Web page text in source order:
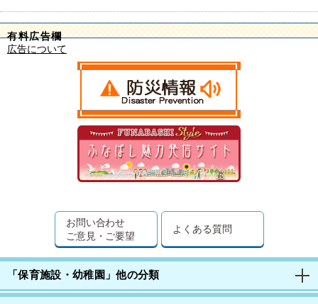
有料広告欄
広告について
お問い合わせ
ご意見・ご要望
よくある質問
「保育施設・幼稚園」他の分類